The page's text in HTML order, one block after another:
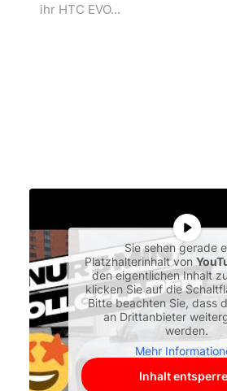
ihr HTC EVO...
Sie sehen gerade
Platzhalterinhalt von
den eigentlichen Inhalt
klicken Sie auf die
Bitte beachten Sie, dass
an Drittanbieter
werden.
Mehr
Inhalt